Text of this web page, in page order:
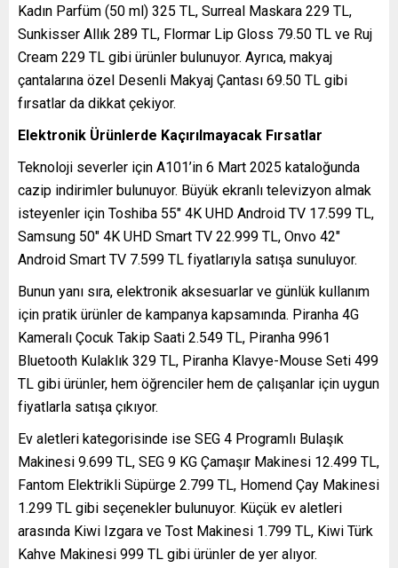
Kadın Parfüm (50 ml) 325 TL, Surreal Maskara 229 TL,
Sunkisser Allık 289 TL, Flormar Lip Gloss 79.50 TL ve Ruj
Cream 229 TL gibi ürünler bulunuyor. Ayrıca, makyaj
çantalarına özel Desenli Makyaj Çantası 69.50 TL gibi
fırsatlar da dikkat çekiyor.
Elektronik Ürünlerde Kaçırılmayacak Fırsatlar
Teknoloji severler için A101’in 6 Mart 2025 kataloğunda
cazip indirimler bulunuyor. Büyük ekranlı televizyon almak
isteyenler için Toshiba 55″ 4K UHD Android TV 17.599 TL,
Samsung 50″ 4K UHD Smart TV 22.999 TL, Onvo 42″
Android Smart TV 7.599 TL fiyatlarıyla satışa sunuluyor.
Bunun yanı sıra, elektronik aksesuarlar ve günlük kullanım
için pratik ürünler de kampanya kapsamında. Piranha 4G
Kameralı Çocuk Takip Saati 2.549 TL, Piranha 9961
Bluetooth Kulaklık 329 TL, Piranha Klavye-Mouse Seti 499
TL gibi ürünler, hem öğrenciler hem de çalışanlar için uygun
fiyatlarla satışa çıkıyor.
Ev aletleri kategorisinde ise SEG 4 Programlı Bulaşık
Makinesi 9.699 TL, SEG 9 KG Çamaşır Makinesi 12.499 TL,
Fantom Elektrikli Süpürge 2.799 TL, Homend Çay Makinesi
1.299 TL gibi seçenekler bulunuyor. Küçük ev aletleri
arasında Kiwi Izgara ve Tost Makinesi 1.799 TL, Kiwi Türk
Kahve Makinesi 999 TL gibi ürünler de yer alıyor.